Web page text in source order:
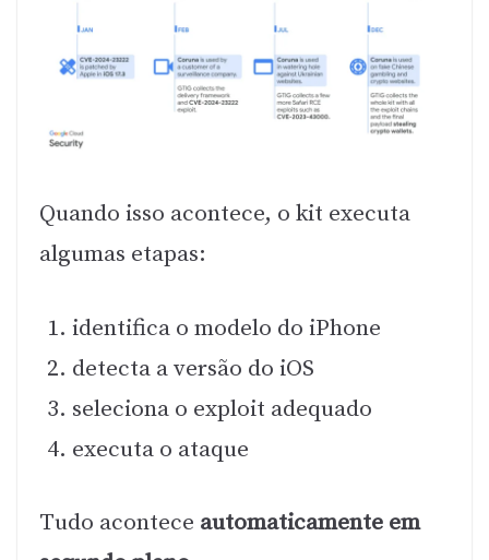
Quando isso acontece, o kit executa
algumas etapas:
identifica o modelo do iPhone
detecta a versão do iOS
seleciona o exploit adequado
executa o ataque
Tudo acontece automaticamente em